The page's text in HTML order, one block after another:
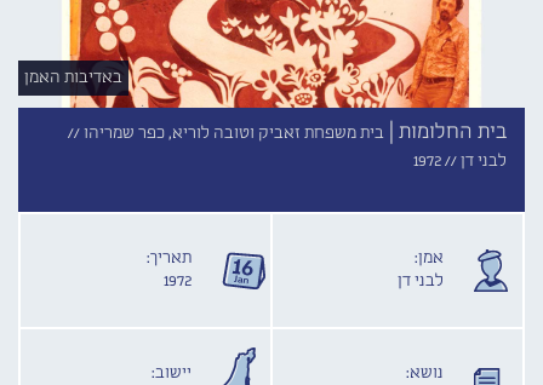
באדיבות האמן
בית החלומות | בית משפחת זאביק וטובה לוריא, כפר שמריהו //
לבני דן //1972
אמן:
לבני דן
תאריך:
1972
נושא:
יישוב: